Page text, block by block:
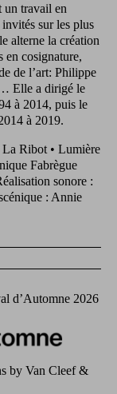
un travail en
sur les plus
alterne la création
en cosignature,
de l’art: Philippe
Elle a dirigé le
à 2014, puis le
à 2019.
Ribot • Lumière
Fabrègue
sonore :
: Annie
d’Automne 2026
by Van Cleef &